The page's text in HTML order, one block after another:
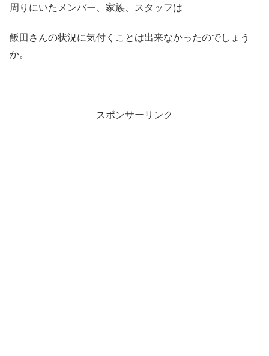
周りにいたメンバー、家族、スタッフは
飯田さんの状況に気付くことは出来なかったのでしょう
か。
スポンサーリンク